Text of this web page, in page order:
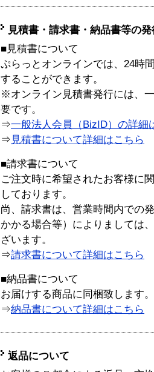
見積書・請求書・納品書等の
■見積書について
ぷらっとオンラインでは、24時
することができます。
※オンライン見積書発行には、
要です。
⇒一般法人会員（BizID）の詳細
⇒ 見積書について詳細はこちら
■請求書について
ご注文時に希望されたお客様に
しております。
尚、請求書は、営業時間内での
かかる場合等）によりましては
ざいます。
⇒請求書について詳細はこちら
■納品書について
お届けする商品に同梱致します。
⇒納品書について詳細はこちら
返品について